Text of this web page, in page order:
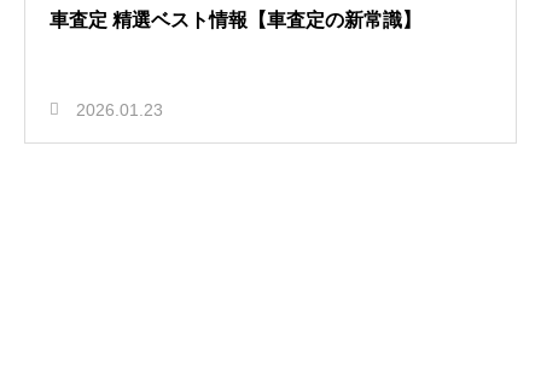
車査定 精選ベスト情報【車査定の新常識】
2026.01.23